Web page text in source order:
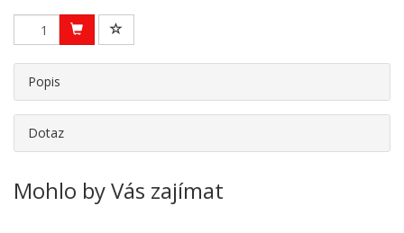
Popis
Dotaz
Mohlo by Vás zajímat